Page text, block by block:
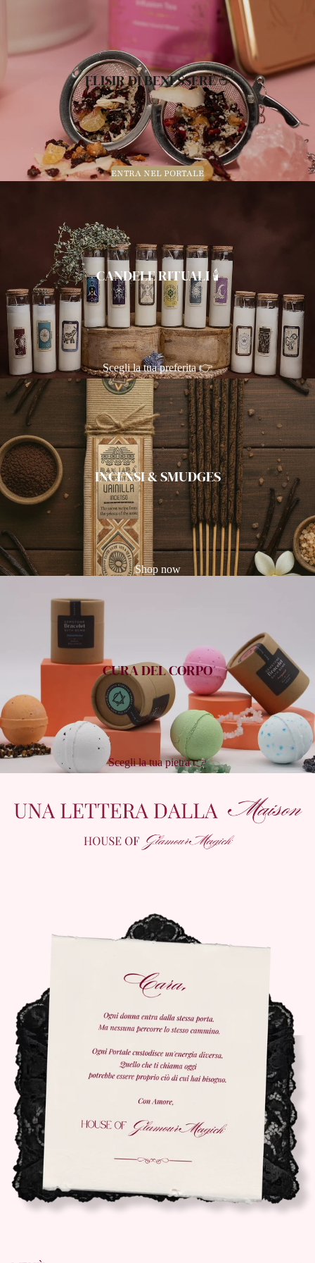
ELISIR DI BENESSERE ☕️
ENTRA NEL PORTALE
CANDELE RITUALI 🕯️
Scegli la tua preferita 👉
INCENSI & SMUDGES
Shop now
CURA DEL CORPO
Scegli la tua pietra 👉
Informativa sulla privacy
Informativa sulle spedizioni